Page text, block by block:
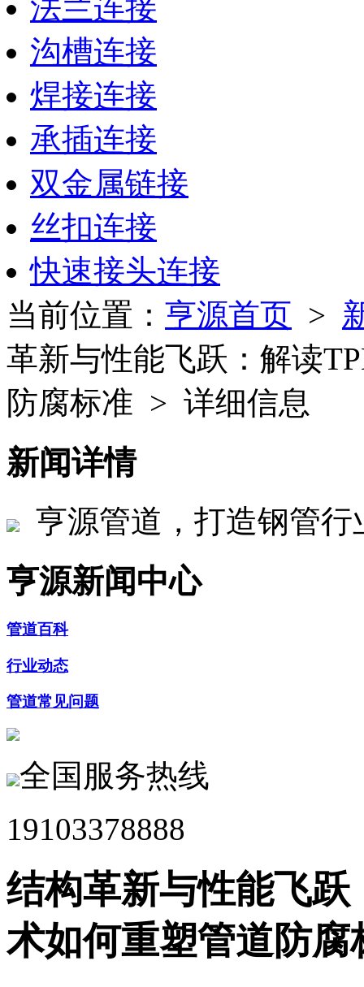
法兰连接
沟槽连接
焊接连接
承插连接
双金属链接
丝扣连接
快速接头连接
当前位置： 亨源首页 >
革新与性能飞跃：解读
防腐标准 > 详细信息
新闻详情
亨源管道，打造钢管
亨源新闻中心
管道百科
行业动态
管道常见问题
全国服务热线
19103378888
结构革新与性能飞
术如何重塑管道防腐